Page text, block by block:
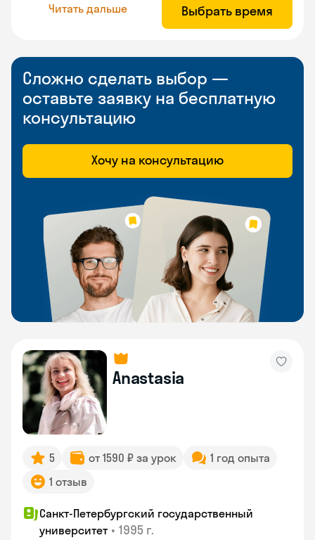
Читать дальше Выбрать время
Сложно сделать выбор —
оставьте заявку на бесплатную
консультацию
Хочу на консультацию
Anastasia
5 от 1590 ₽ за урок
1 год опыта
1 отзыв
Санкт-Петербургский государственный
университет • 1995 г.